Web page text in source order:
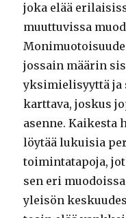
joka elää
muuttuvissa
jossain määrin
yksimielisyyttä ja
karttava, joskus
asenne. Kaikesta
löytää lukuisia
toimintatapoja,
sen eri
yleisön